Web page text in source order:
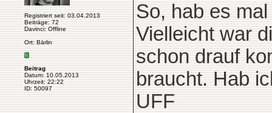
Registriert seit: 03.04.2013
Beiträge: 72
Davinci: Offline
Ort: Bärlin
Beitrag
Datum: 10.05.2013
Uhrzeit: 22:22
ID: 50097
So, hab es
Vielleicht war
schon drauf
braucht. Hab
UFF